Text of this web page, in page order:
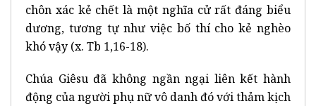
chôn xác kẻ chết là một nghĩa cử rất đáng biểu
dương, tương tự như việc bố thí cho kẻ nghèo
khó vậy (x. Tb 1,16-18).
Chúa Giêsu đã không ngần ngại liên kết hành
động của người phụ nữ vô danh đó với thảm kịch